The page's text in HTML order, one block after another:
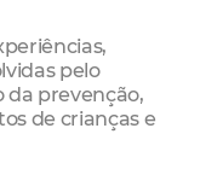
pelo
prevenção,
de crianças e